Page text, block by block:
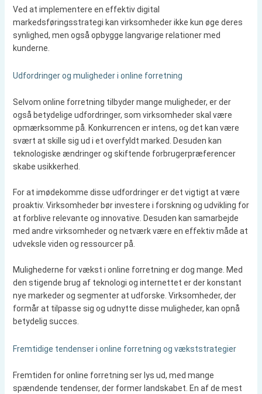
Ved at implementere en effektiv digital
markedsføringsstrategi kan virksomheder ikke kun øge deres
synlighed, men også opbygge langvarige relationer med
kunderne.
Udfordringer og muligheder i online forretning
Selvom online forretning tilbyder mange muligheder, er der
også betydelige udfordringer, som virksomheder skal være
opmærksomme på. Konkurrencen er intens, og det kan være
svært at skille sig ud i et overfyldt marked. Desuden kan
teknologiske ændringer og skiftende forbrugerpræferencer
skabe usikkerhed.
For at imødekomme disse udfordringer er det vigtigt at være
proaktiv. Virksomheder bør investere i forskning og udvikling for
at forblive relevante og innovative. Desuden kan samarbejde
med andre virksomheder og netværk være en effektiv måde at
udveksle viden og ressourcer på.
Mulighederne for vækst i online forretning er dog mange. Med
den stigende brug af teknologi og internettet er der konstant
nye markeder og segmenter at udforske. Virksomheder, der
formår at tilpasse sig og udnytte disse muligheder, kan opnå
betydelig succes.
Fremtidige tendenser i online forretning og vækststrategier
Fremtiden for online forretning ser lys ud, med mange
spændende tendenser, der former landskabet. En af de mest